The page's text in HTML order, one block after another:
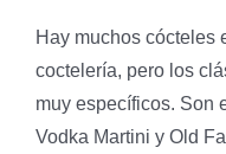
Hay muchos cócteles
coctelería, pero los
muy específicos. Son
Vodka Martini y Old